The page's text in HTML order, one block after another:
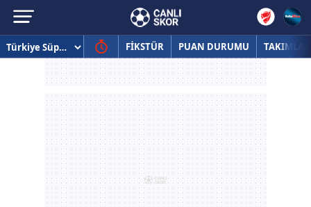
FİKSTÜR PUAN DURUMU TAKIMLAR